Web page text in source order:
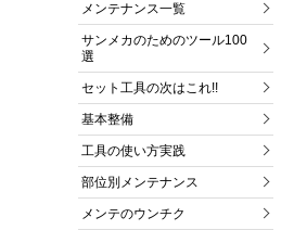
メンテナンス一覧
サンメカのためのツール100
選
セット工具の次はこれ!!
基本整備
工具の使い方実践
部位別メンテナンス
メンテのウンチク